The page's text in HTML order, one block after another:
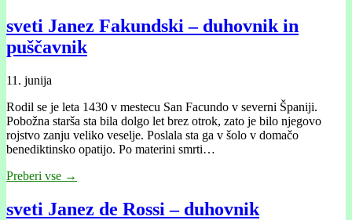
sveti Janez Fakundski – duhovnik in
puščavnik
11. junija
Rodil se je leta 1430 v mestecu San Facundo v severni Španiji.
Pobožna starša sta bila dolgo let brez otrok, zato je bilo njegovo
rojstvo zanju veliko veselje. Poslala sta ga v šolo v domačo
benediktinsko opatijo. Po materini smrti…
Preberi vse →
sveti Janez de Rossi – duhovnik